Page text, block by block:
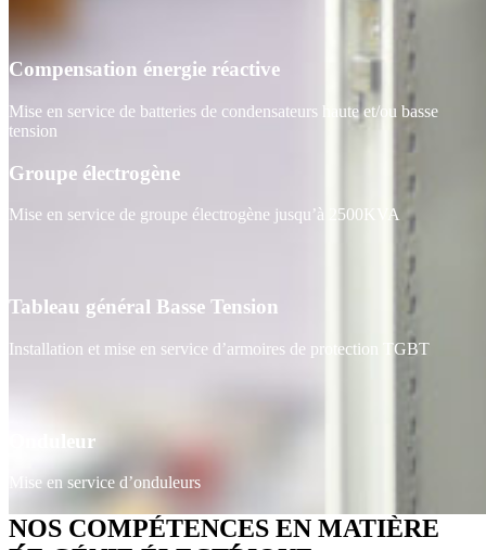
Compensation énergie réactive
Mise en service de batteries de condensateurs haute et/ou basse
tension
Groupe électrogène
Mise en service de groupe électrogène jusqu’à 2500KVA
Tableau général Basse Tension
Installation et mise en service d’armoires de protection TGBT
Onduleur
Mise en service d’onduleurs
NOS COMPÉTENCES EN MATIÈRE